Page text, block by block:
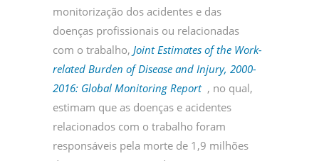
monitorização dos acidentes e das
doenças profissionais ou relacionadas
com o trabalho, Joint Estimates of the Work-
related Burden of Disease and Injury, 2000-
2016: Global Monitoring Report , no qual,
estimam que as doenças e acidentes
relacionados com o trabalho foram
responsáveis pela morte de 1,9 milhões